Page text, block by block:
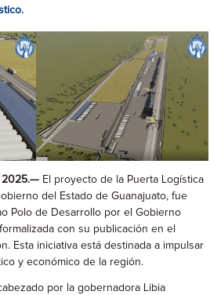
2025.— El proyecto de la Puerta Logística
del Estado de Guanajuato, fue
Polo de Desarrollo por el Gobierno
con su publicación en el
Esta iniciativa está destinada a impulsar
y económico de la región.
por la gobernadora Libia